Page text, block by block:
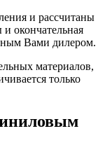
и рассчитаны
окончательная
Вами дилером.
материалов,
только